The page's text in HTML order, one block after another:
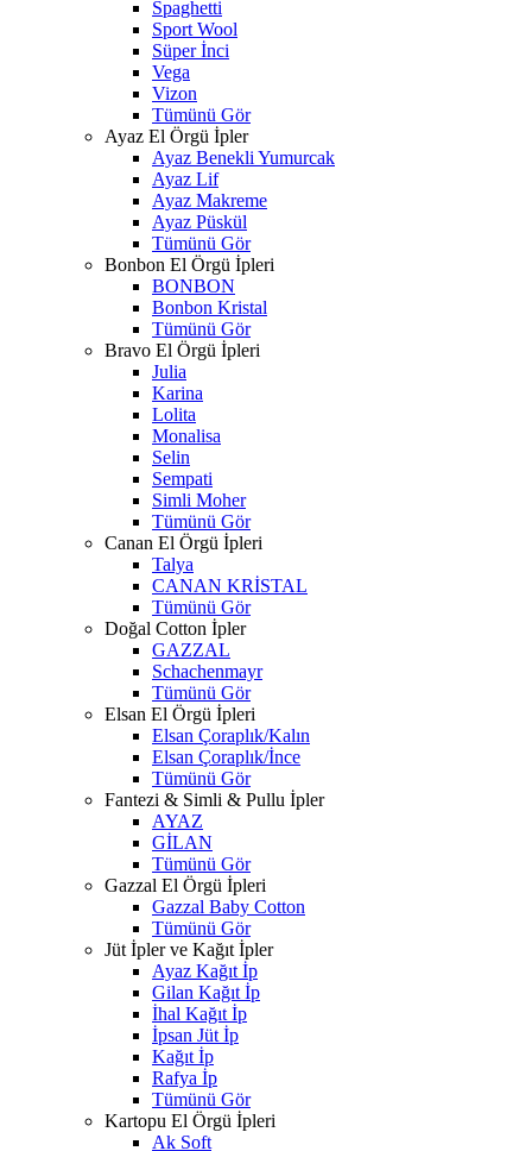
Spaghetti
Sport Wool
Süper İnci
Vega
Vizon
Tümünü Gör
Ayaz El Örgü İpler
Ayaz Benekli Yumurcak
Ayaz Lif
Ayaz Makreme
Ayaz Püskül
Tümünü Gör
Bonbon El Örgü İpleri
BONBON
Bonbon Kristal
Tümünü Gör
Bravo El Örgü İpleri
Julia
Karina
Lolita
Monalisa
Selin
Sempati
Simli Moher
Tümünü Gör
Canan El Örgü İpleri
Talya
CANAN KRİSTAL
Tümünü Gör
Doğal Cotton İpler
GAZZAL
Schachenmayr
Tümünü Gör
Elsan El Örgü İpleri
Elsan Çoraplık/Kalın
Elsan Çoraplık/İnce
Tümünü Gör
Fantezi & Simli & Pullu İpler
AYAZ
GİLAN
Tümünü Gör
Gazzal El Örgü İpleri
Gazzal Baby Cotton
Tümünü Gör
Jüt İpler ve Kağıt İpler
Ayaz Kağıt İp
Gilan Kağıt İp
İhal Kağıt İp
İpsan Jüt İp
Kağıt İp
Rafya İp
Tümünü Gör
Kartopu El Örgü İpleri
Ak Soft